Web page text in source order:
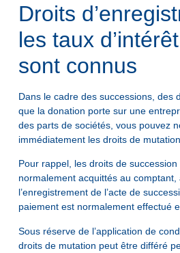
Droits
les taux
sont connus
Dans le cadre des successions, des
que la donation porte sur une
des parts de sociétés, vous pouvez
immédiatement les droits de
Pour rappel, les droits de
normalement acquittés au
l’enregistrement de l’acte de
paiement est normalement effectué
Sous réserve de l’application de
droits de mutation peut être différé